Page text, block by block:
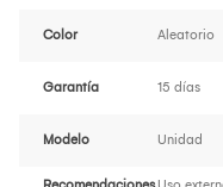
Color Aleatorio
Garantía 15 días
Modelo Unidad